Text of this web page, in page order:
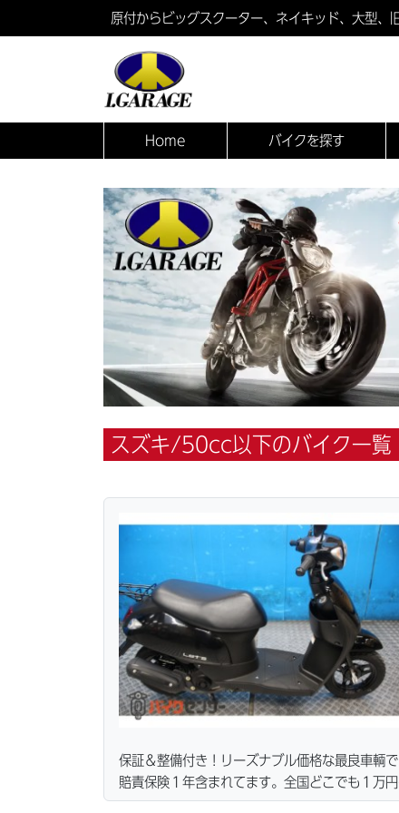
原付からビッグスクーター、ネイキッド、大型、
Home バイクを探す
スズキ/50cc以下のバイク一
保証＆整備付き！リーズナブル価格な最良車輌
賠責保険１年含まれてます。全国どこでも１万
ーン・カード各種取り扱ってます。タイヤ・ブ